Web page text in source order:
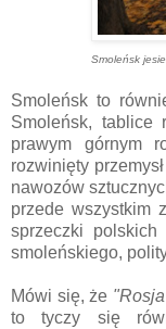
Smoleńsk
Smoleńsk to
Smoleńsk, tablice
prawym górnym
rozwinięty
nawozów
przede wszystkim
sprzeczki
smoleńskiego,
Mówi się, że
to tyczy się